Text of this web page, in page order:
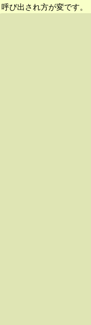
呼び出され方が変です。